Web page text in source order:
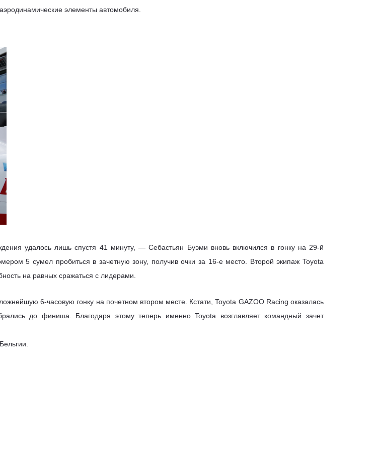
элементы автомобиля.
удалось лишь спустя 41 минуту, — Себастьян Буэми вновь включился в гонку на 29-й
5 сумел пробиться в зачетную зону, получив очки за 16-е место. Второй экипаж Toyota
на равных сражаться с лидерами.
6-часовую гонку на почетном втором месте. Кстати, Toyota GAZOO Racing оказалась
до финиша. Благодаря этому теперь именно Toyota возглавляет командный зачет